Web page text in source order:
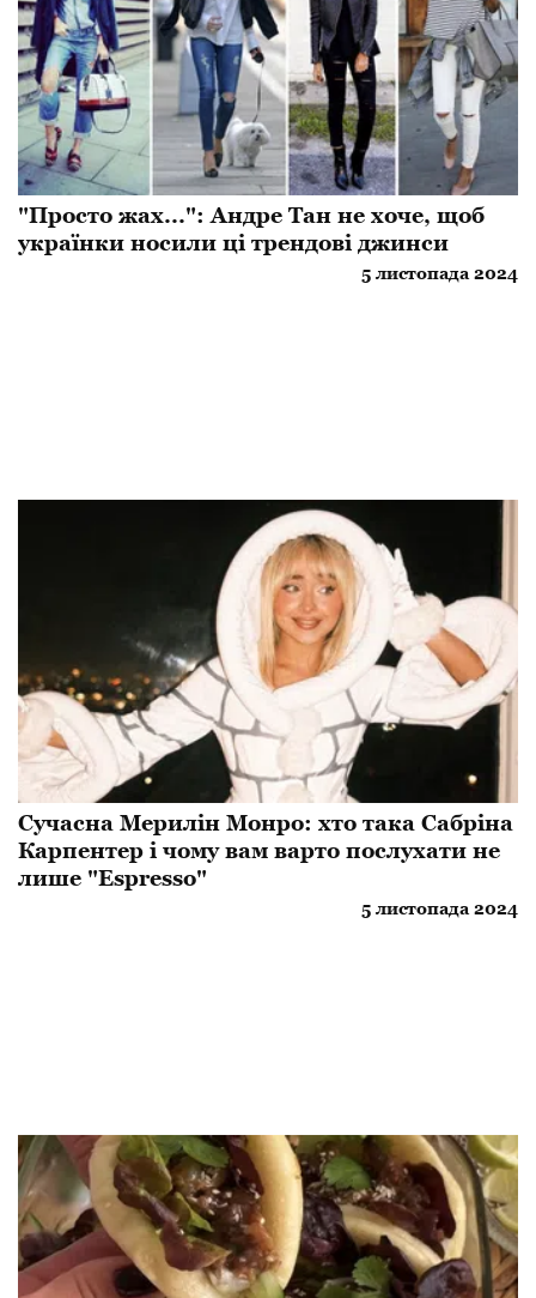
"Просто жах...": Андре Тан не хоче, щоб
українки носили ці трендові джинси
5 листопада 2024
Сучасна Мерилін Монро: хто така Сабріна
Карпентер і чому вам варто послухати не
лише "Espresso"
5 листопада 2024